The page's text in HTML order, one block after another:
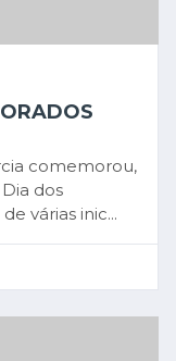
comemorou,
dos
várias inic...